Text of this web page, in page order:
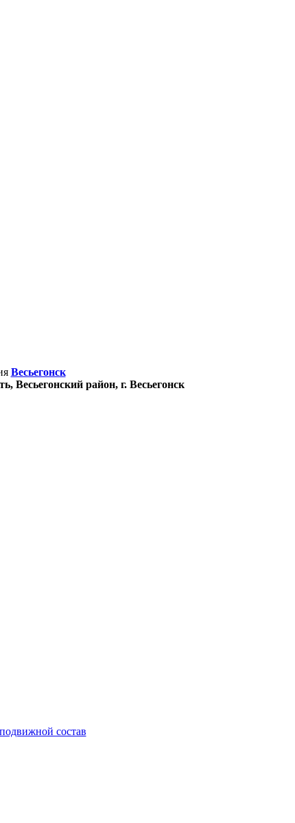
Весьегонск
Весьегонский район, г. Весьегонск
подвижной состав